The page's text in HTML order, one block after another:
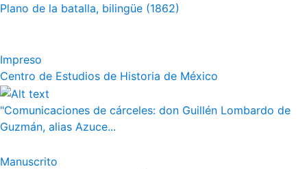
Plano de la batalla, bilingüe (1862)
Impreso
Centro de Estudios de Historia de México
"Comunicaciones de cárceles: don Guillén Lombardo de
Guzmán, alias Azuce...
Manuscrito